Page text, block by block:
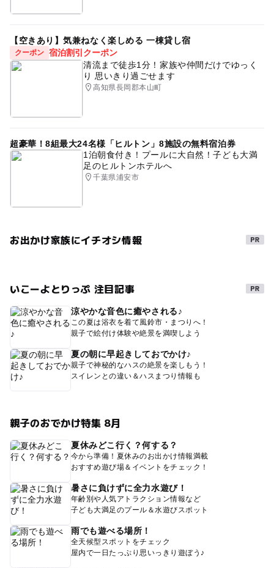
【空きあり】気兼ねなく楽しめる 一棟貸し宿
クーポン 宿泊割引クーポン
清流まで徒歩1分！家族や仲間だけでゆっく
り 思いきり過ごせます
高知県長岡郡本山町
超豪華！8組最大24名様「ヒルトン」8施設の無料宿泊券
1泊朝食付き！プールに大自然！子ども大満
足のヒルトンホテルへ
千葉県浦安市
お出かけ家族にイチオシ情報
いこーよとりっぷ 注目記事
涼やかな音色に癒やされる♪
この夏は浴衣を着て風鈴市・まつりへ！
親子で絵付け体験や絶景を満喫しよう
夏の朝に早起きしておでかけ♪
親子で神秘的なハスの絶景を楽しもう！
スイレンとの違い＆ハスまつり情報も
親子のおでかけ特集 8月
夏休みどこ行く？何する？
今から準備！夏休みのお出かけ情報満載
おすすめ遊び場＆イベントをチェック！
暑さに負けずに全力水遊び！
年齢別や人気アトラクション情報など
子ども大満足のプール＆水遊びスポット
雨でも遊べる場所！
全天候型スポットをチェック
屋内で一日たっぷり思いっきり遊ぼう♪